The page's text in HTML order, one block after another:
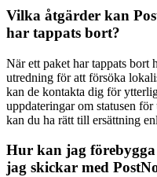
Vilka åtgärder kan
har tappats bort?
När ett paket har tappats bort
utredning för att försöka
kan de kontakta dig för
uppdateringar om statusen
kan du ha rätt till ersättning
Hur kan jag
jag skickar med